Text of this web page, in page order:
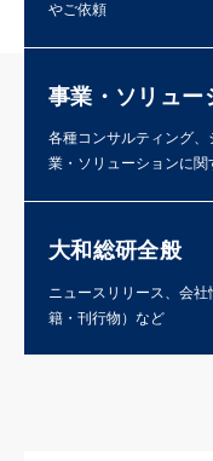
やご依頼
事業・ソリュー
各種コンサルティング
業・ソリューションに
大和総研全般
ニュースリリース、会
籍・刊行物）など